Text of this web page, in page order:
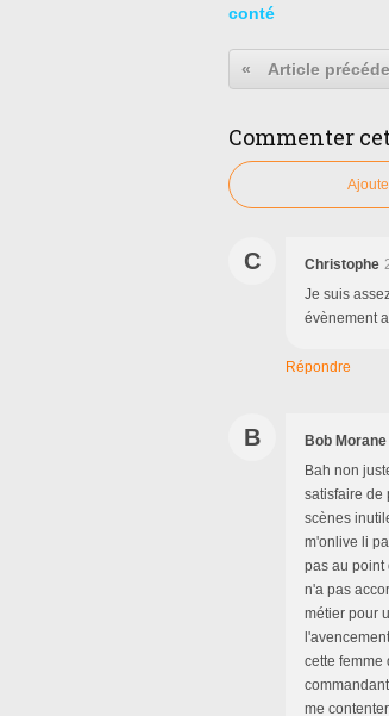
conté
« Article
Commenter
C Christophe
Je suis
évènement
Répondre
B Bob Morane
Bah non
satisfaire de
scènes
m'onlive li
pas au point
n'a pas
métier pour
cette femme
me